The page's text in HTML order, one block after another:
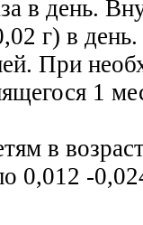
в день.
г) в
При
1
в
0,012 -